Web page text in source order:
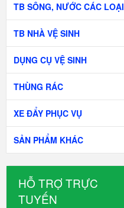
TB SÔNG, NƯỚC CÁC LOẠI
TB NHÀ VỆ SINH
DỤNG CỤ VỆ SINH
THÙNG RÁC
XE ĐẨY PHỤC VỤ
SẢN PHẨM KHÁC
HỖ TRỢ TRỰC
TUYẾN